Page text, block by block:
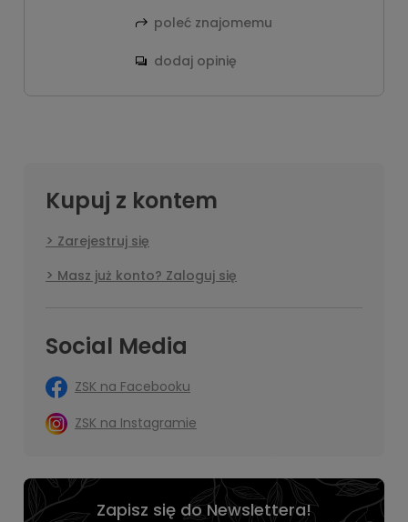
poleć znajomemu
dodaj opinię
Kupuj z kontem
Zarejestruj się
Masz już konto? Zaloguj się
Social Media
ZSK na Facebooku
ZSK na Instagramie
Zapisz się do Newslettera!